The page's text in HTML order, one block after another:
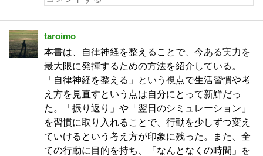
taroimo
本書は、自律神経を整えることで、今ある実力を
最大限に発揮するための方法を紹介している。
「自律神経を整える」という視点で生活習慣や考
え方を見直すという点は自分にとって新鮮だっ
た。「振り返り」や「翌日のシミュレーション」
を習慣に取り入れることで、行動を少しずつ変え
ていけるという考え方が印象に残った。また、全
ての行動に目的を持ち、「なんとなくの時間」を